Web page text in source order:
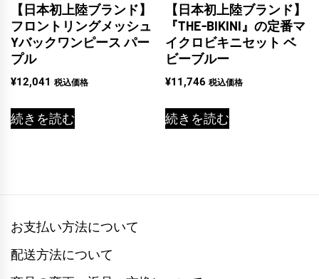
【日本初上陸ブランド】
フロントリングメッシュ
Yバックワンピース パー
プル
¥12,041 税込価格
続きを読む
【日本初上陸ブランド】
『THE-BIKINI』の定番マ
イクロビキニセット ベ
ビーブルー
¥11,746 税込価格
続きを読む
お支払い方法について
配送方法について